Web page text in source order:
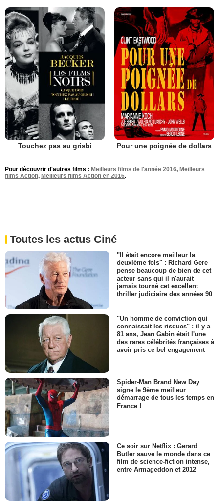
Touchez pas au grisbi Pour une poignée de dollars
Pour découvrir d'autres films : Meilleurs films de l'année 2016, Meilleurs
films Action, Meilleurs films Action en 2016.
Toutes les actus Ciné
"Il était encore meilleur la
deuxième fois" : Richard Gere
pense beaucoup de bien de cet
acteur sans qui il n'aurait
jamais tourné cet excellent
thriller judiciaire des années 90
"Un homme de conviction qui
connaissait les risques" : il y a
81 ans, Jean Gabin était l'une
des rares célébrités françaises à
avoir pris ce bel engagement
Spider-Man Brand New Day
signe le 9ème meilleur
démarrage de tous les temps en
France !
Ce soir sur Netflix : Gerard
Butler sauve le monde dans ce
film de science-fiction intense,
entre Armageddon et 2012